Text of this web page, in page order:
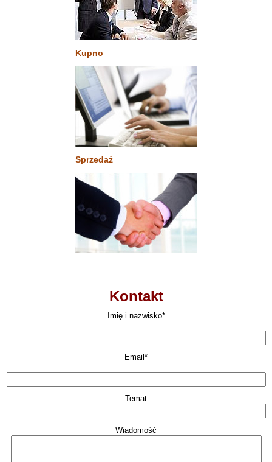
Kupno
Sprzedaż
Kontakt
Imię i nazwisko*
Email*
Temat
Wiadomość